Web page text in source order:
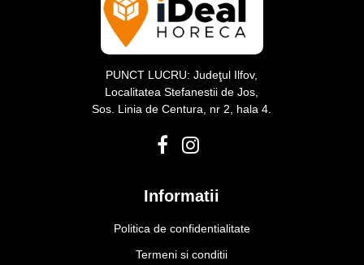
PUNCT LUCRU: Judeţul Ilfov,
Localitatea Stefanestii de Jos,
Sos. Linia de Centura, nr 2, hala 4.
Informatii
Politica de confidentialitate
Termeni si conditii